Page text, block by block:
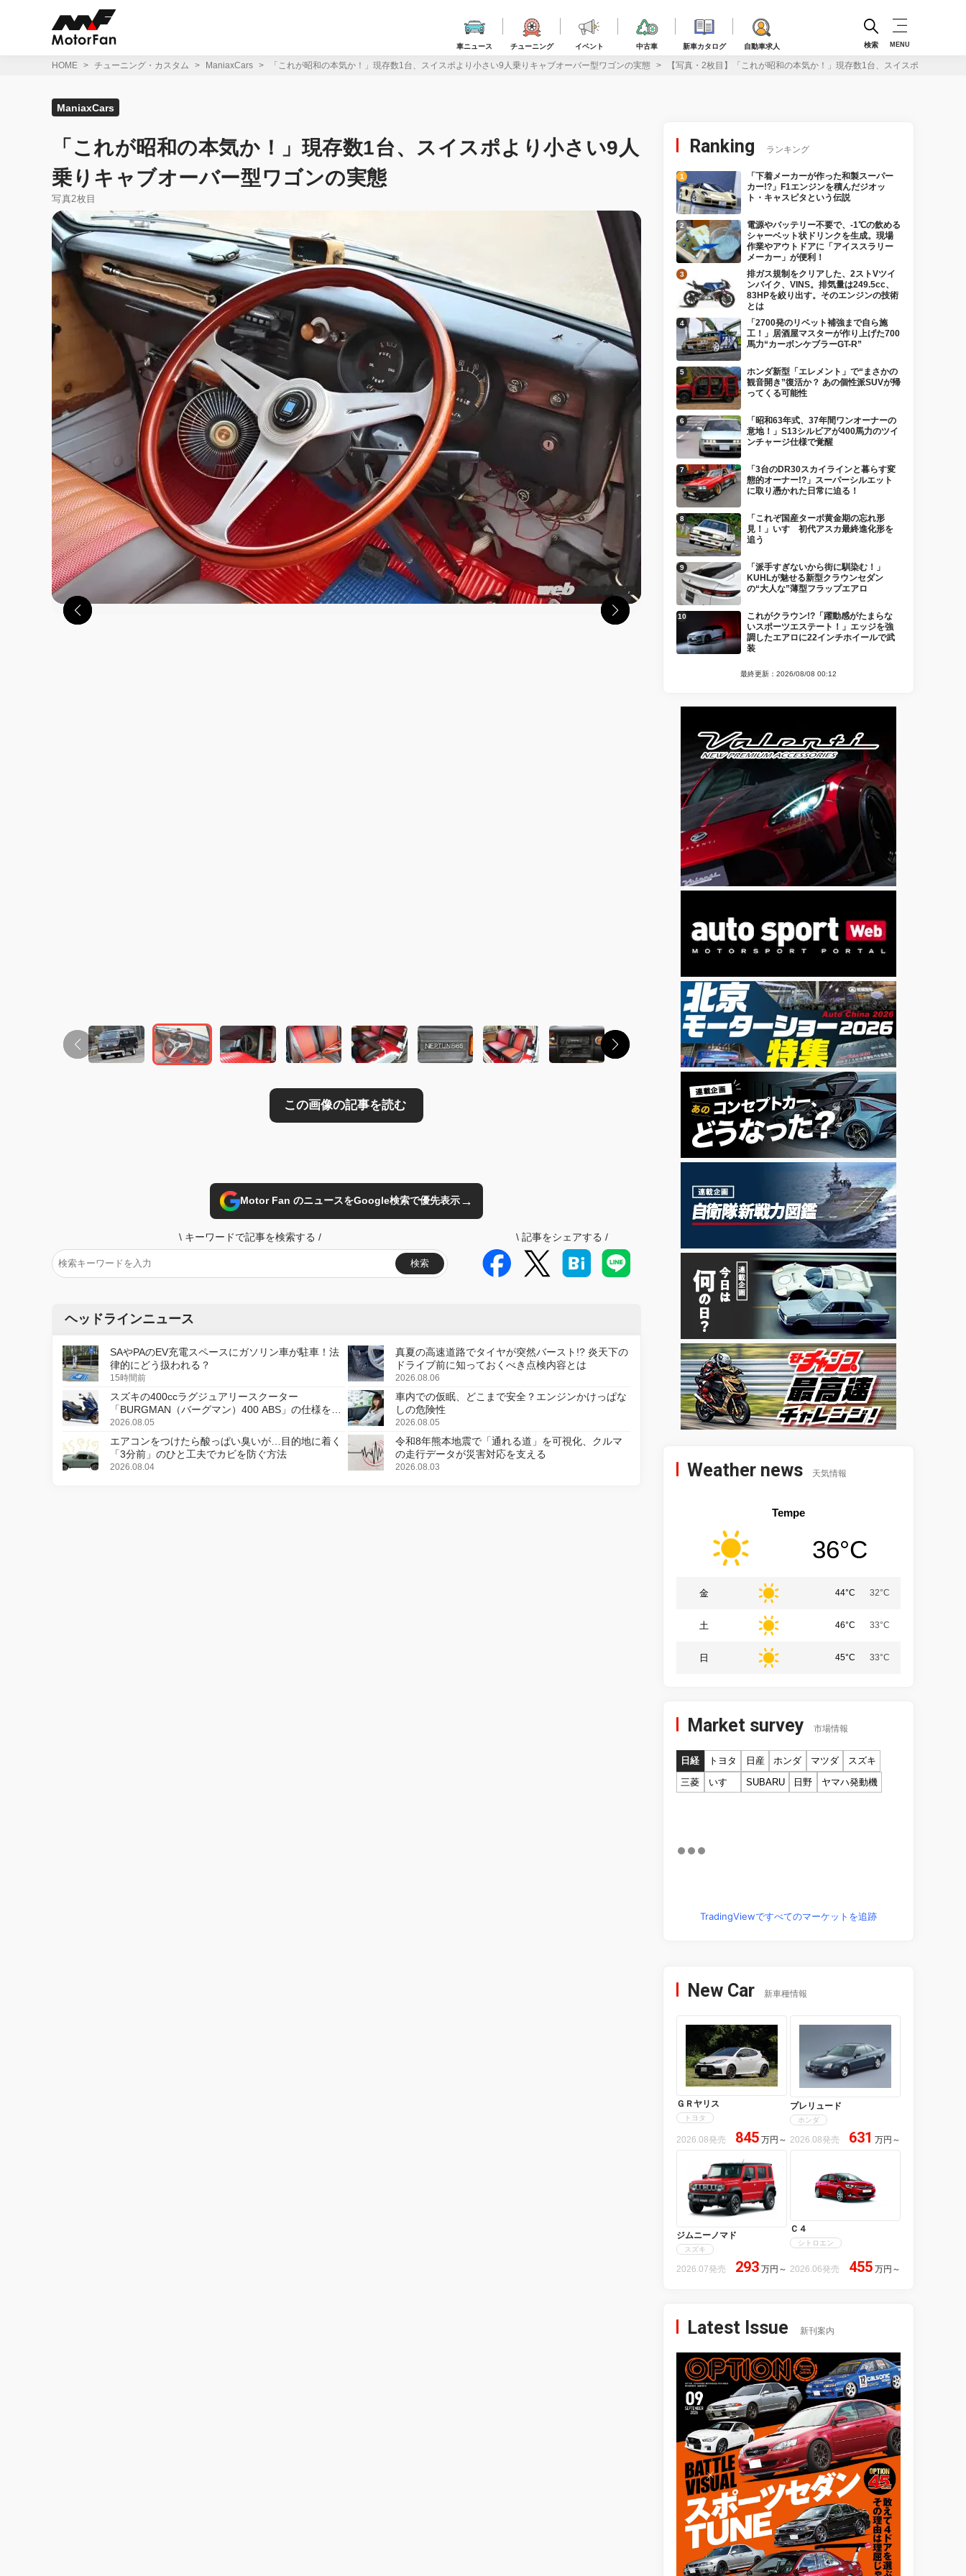
車ニュース チューニング イベント 中古車 新車カタログ 自動車求人 検索 MENU
HOME チューニング・カスタム ManiaxCars 「これが昭和の本気か！」現存数1台、スイスポより小さい9人乗りキャブオーバー型ワゴンの実態 【写真・2枚目】「これが昭和の本気か！」現存数1台、スイスポより小さ
ManiaxCars
「これが昭和の本気か！」現存数1台、スイスポより小さい9人
乗りキャブオーバー型ワゴンの実態
写真2枚目
Motor Fan のニュースをGoogle検索で優先表示→
\ キーワードで記事を検索する /
検索
\ 記事をシェアする /
ヘッドラインニュース
SAやPAのEV充電スペースにガソリン車が駐車！法
律的にどう扱われる？
15時間前
真夏の高速道路でタイヤが突然バースト!? 炎天下の
ドライブ前に知っておくべき点検内容とは
2026.08.06
スズキの400ccラグジュアリースクーター
「BURGMAN（バーグマン）400 ABS」の仕様を変
更し、8月18日に発売
2026.08.05
車内での仮眠、どこまで安全？エンジンかけっぱな
しの危険性
2026.08.05
エアコンをつけたら酸っぱい臭いが…目的地に着く
「3分前」のひと工夫でカビを防ぐ方法
2026.08.04
令和8年熊本地震で「通れる道」を可視化、クルマ
の走行データが災害対応を支える
2026.08.03
Ranking ランキング
「下着メーカーが作った和製スーパー
カー!?」F1エンジンを積んだジオッ
ト・キャスピタという伝説
電源やバッテリー不要で、-1℃の飲める
シャーベット状ドリンクを生成。現場
作業やアウトドアに「アイススラリー
メーカー」が便利！
排ガス規制をクリアした、2ストVツイ
ンバイク、VINS。排気量は249.5cc、
83HPを絞り出す。そのエンジンの技術
とは
「2700発のリベット補強まで自ら施
工！」居酒屋マスターが作り上げた700
馬力“カーボンケブラーGT-R”
ホンダ新型「エレメント」で“まさかの
観音開き”復活か？ あの個性派SUVが帰
ってくる可能性
「昭和63年式、37年間ワンオーナーの
意地！」S13シルビアが400馬力のツイ
ンチャージ仕様で覚醒
「3台のDR30スカイラインと暮らす変
態的オーナー!?」スーパーシルエット
に取り憑かれた日常に迫る！
「これぞ国産ターボ黄金期の忘れ形
見！」いすゞ初代アスカ最終進化形を
追う
「派手すぎないから街に馴染む！」
KUHLが魅せる新型クラウンセダン
の“大人な”薄型フラップエアロ
これがクラウン!?「躍動感がたまらな
いスポーツエステート！」エッジを強
調したエアロに22インチホイールで武
装
最終更新：2026/08/08 00:12
Weather news 天気情報
Tempe
36°C
金 44°C 32°C
土 46°C 33°C
日 45°C 33°C
Market survey 市場情報
日経 トヨタ 日産 ホンダ マツダ
スズキ
三菱
いすゞ SUBARU 日野 ヤマハ発動機
TradingViewですべてのマーケットを追跡
New Car 新車種情報
ＧＲヤリス
トヨタ
2026.08発売 845 万円 ～
プレリュード
ホンダ
2026.08発売 631 万円 ～
ジムニーノマド
スズキ
2026.07発売 293 万円 ～
Ｃ４
シトロエン
2026.06発売 455 万円 ～
Latest Issue 新刊案内